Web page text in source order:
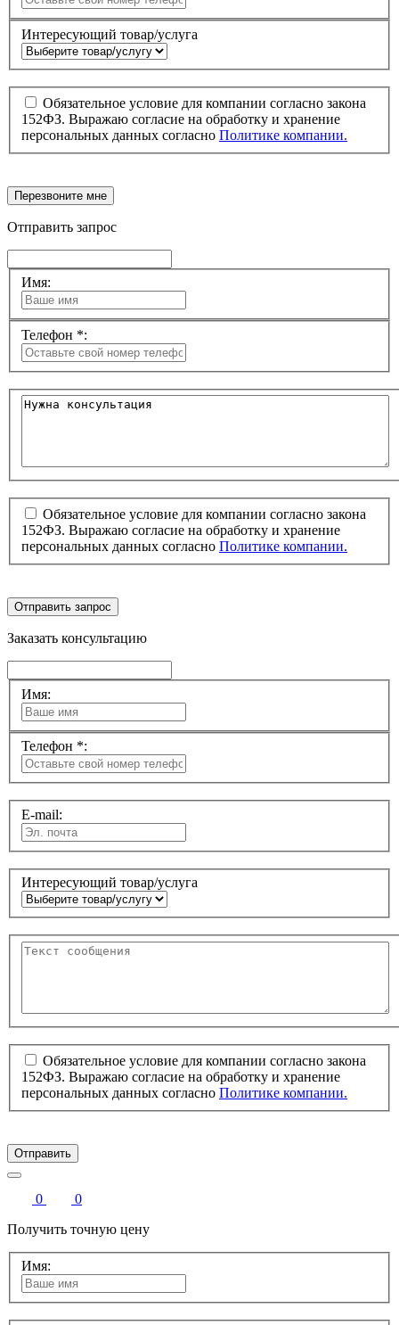
Интересующий товар/услуга
Обязательное условие для компании согласно закона
152ФЗ. Выражаю согласие на обработку и хранение
персональных данных согласно Политике компании.
Перезвоните мне
Отправить запрос
Имя:
Телефон *:
Обязательное условие для компании согласно закона
152ФЗ. Выражаю согласие на обработку и хранение
персональных данных согласно Политике компании.
Отправить запрос
Заказать консультацию
Имя:
Телефон *:
E-mail:
Интересующий товар/услуга
Обязательное условие для компании согласно закона
152ФЗ. Выражаю согласие на обработку и хранение
персональных данных согласно Политике компании.
Отправить
0
0
Получить точную цену
Имя: